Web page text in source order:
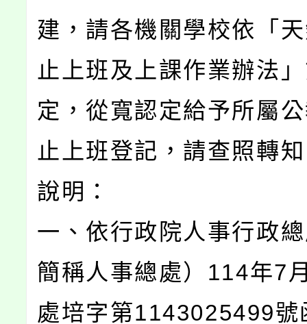
建，請各機關學校依「
止上班及上課作業辦法
定，從寬認定給予所屬
止上班登記，請查照轉
說明：
一、依行政院人事行政
簡稱人事總處）114年7
處培字第1143025499號